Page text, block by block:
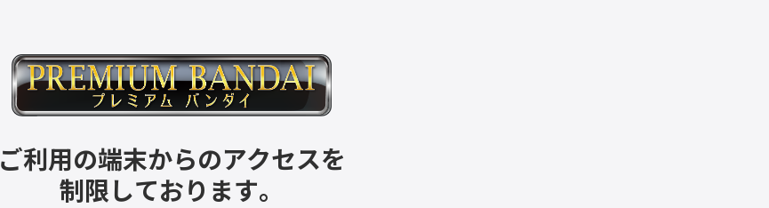
ご利用の端末からのアクセスを
制限しております。